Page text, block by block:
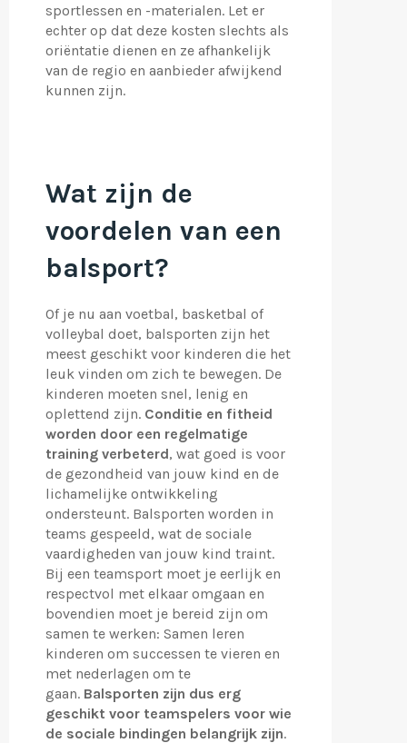
sportlessen en -materialen. Let er
echter op dat deze kosten slechts als
oriëntatie dienen en ze afhankelijk
van de regio en aanbieder afwijkend
kunnen zijn.
Wat zijn de
voordelen van een
balsport?
Of je nu aan voetbal, basketbal of
volleybal doet, balsporten zijn het
meest geschikt voor kinderen die het
leuk vinden om zich te bewegen. De
kinderen moeten snel, lenig en
oplettend zijn. Conditie en fitheid
worden door een regelmatige
training verbeterd, wat goed is voor
de gezondheid van jouw kind en de
lichamelijke ontwikkeling
ondersteunt. Balsporten worden in
teams gespeeld, wat de sociale
vaardigheden van jouw kind traint.
Bij een teamsport moet je eerlijk en
respectvol met elkaar omgaan en
bovendien moet je bereid zijn om
samen te werken: Samen leren
kinderen om successen te vieren en
met nederlagen om te
gaan. Balsporten zijn dus erg
geschikt voor teamspelers voor wie
de sociale bindingen belangrijk zijn.